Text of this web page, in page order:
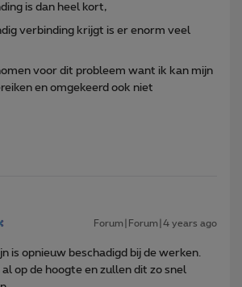
is dan heel kort,
verbinding krijgt is er enorm veel
voor dit probleem want ik kan mijn
en omgekeerd ook niet
Forum|Forum|4 years ago
is opnieuw beschadigd bij de werken.
op de hoogte en zullen dit zo snel